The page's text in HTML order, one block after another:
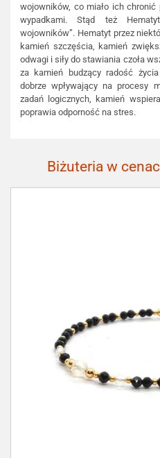
wojowników, co miało ich
wypadkami. Stąd też
wojowników”. Hematyt przez
kamień szczęścia, kamień
odwagi i siły do stawiania czoła
za kamień budzący radość
dobrze wpływający na procesy
zadań logicznych, kamień
poprawia odporność na stres.
Biżuteria w